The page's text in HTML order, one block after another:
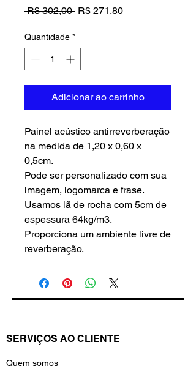
R$ 302,00 Preço
R$ 271,80Preço
Quantidade *
Adicionar ao carrinho
Painel acústico antirreverberação
na medida de 1,20 x 0,60 x
0,5cm.
Pode ser personalizado com sua
imagem, logomarca e frase.
Usamos lã de rocha com 5cm de
espessura 64kg/m3.
Proporciona um ambiente livre de
reverberação.
SERVIÇOS AO CLIENTE
Quem somos